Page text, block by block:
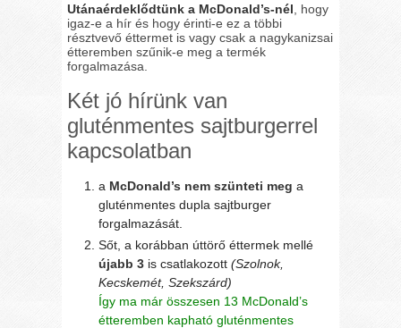
Utánaérdeklődtünk a McDonald’s-nél , hogy
igaz-e a hír és hogy érinti-e ez a többi
résztvevő éttermet is vagy csak a nagykanizsai
étteremben szűnik-e meg a termék
forgalmazása.
Két jó hírünk van
gluténmentes sajtburgerrel
kapcsolatban
a McDonald’s nem szünteti meg a
gluténmentes dupla sajtburger
forgalmazását.
Sőt, a korábban úttörő éttermek mellé
újabb 3 is csatlakozott(Szolnok,
Kecskemét, Szekszárd)
Így ma már összesen 13 McDonald’s
étteremben kapható gluténmentes